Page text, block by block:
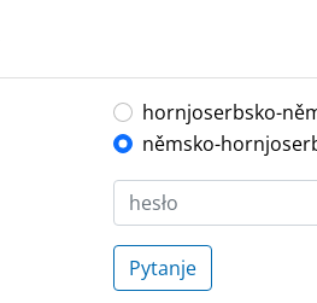
hornjoserbsko-
němsko-
Pytanje